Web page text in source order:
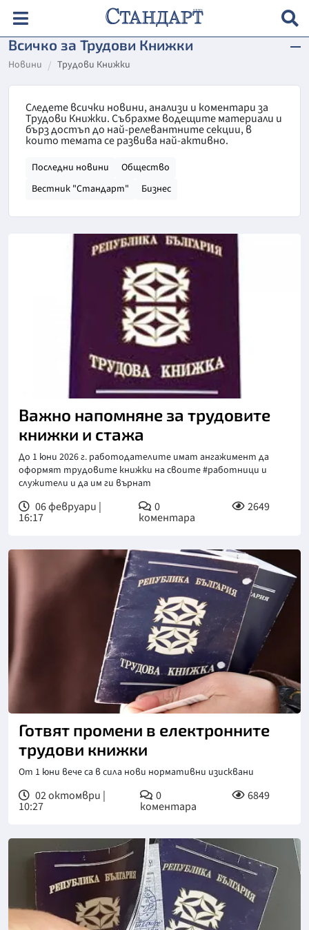
Всичко за Трудови Книжки
Новини Трудови Книжки
Следете всички новини, анализи и коментари за
Трудови Книжки. Събрахме водещите материали и
бърз достъп до най-релевантните секции, в
които темата се развива най-активно.
Последни новини
Общество
Вестник "Стандарт"
Бизнес
Важно напомняне за трудовите
книжки и стажа
До 1 юни 2026 г. работодателите имат ангажимент да
оформят трудовите книжки на своите #работници и
служители и да им ги върнат
06 февруари |
16:17
0
коментара
2649
Готвят промени в електронните
трудови книжки
От 1 юни вече са в сила нови нормативни изисквани
02 октомври |
10:27
0
коментара
6849